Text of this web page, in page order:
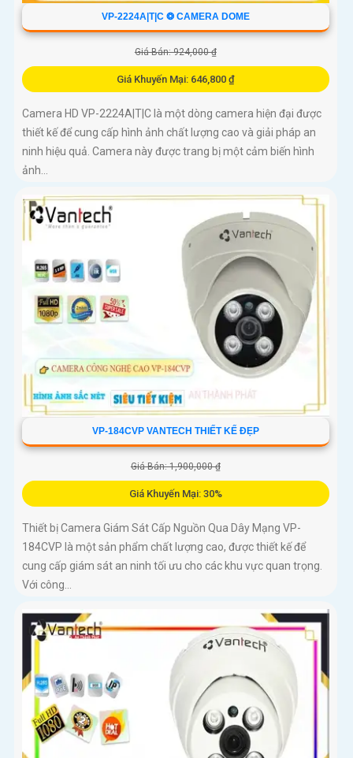
VP-2224A|T|C ❂ CAMERA DOME
Giá Bán: 924,000 ₫
Giá Khuyến Mại: 646,800 ₫
Camera HD VP-2224A|T|C là một dòng camera hiện đại được
thiết kế để cung cấp hình ảnh chất lượng cao và giải pháp an
ninh hiệu quả. Camera này được trang bị một cảm biến hình
ảnh...
VP-184CVP VANTECH THIẾT KẾ ĐẸP
Giá Bán: 1,900,000 ₫
Giá Khuyến Mại: 30%
Thiết bị Camera Giám Sát Cấp Nguồn Qua Dây Mạng VP-
184CVP là một sản phẩm chất lượng cao, được thiết kế để
cung cấp giám sát an ninh tối ưu cho các khu vực quan trọng.
Với công...